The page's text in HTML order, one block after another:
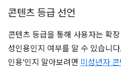
콘텐츠 등급 선언
콘텐츠 등급을 통해 사용자는 확
성인용인지 여부를 알 수 있습니
인용'인지 알아보려면 미성년자